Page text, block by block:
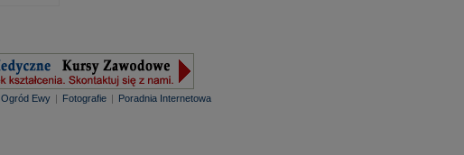
Ogród Ewy | Fotografie | Poradnia Internetowa